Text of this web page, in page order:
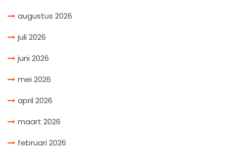
augustus 2026
juli 2026
juni 2026
mei 2026
april 2026
maart 2026
februari 2026